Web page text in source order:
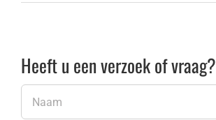
Heeft u een verzoek of vraag?